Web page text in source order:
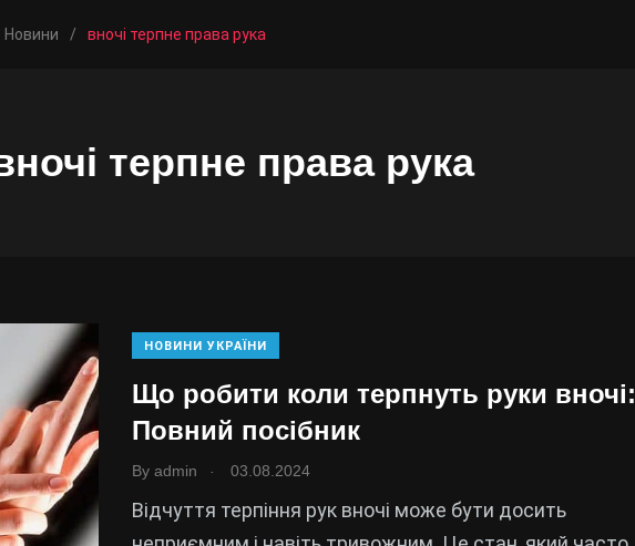
Новини / вночі терпне права рука
терпне права рука
НОВИНИ УКРАЇНИ
Що робити коли терпнуть руки вночі:
Повний посібник
By admin 03.08.2024
Відчуття терпіння рук вночі може бути досить